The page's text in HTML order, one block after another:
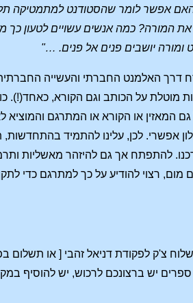
אפשר לומר שהסטודנט למתמטיקה
המורה? כמה אנשים עשויים לטעון
ומורה יושבים פנים אל פנים. …"
דרך האלמנט החברתי והעשייה
מוטלת על הכותב וגם הקורא, כאחד(!).
המאזין או הקורא או המתרגם
אפשרי. לכן, עלינו להתמיד
להתפתח אך גם להיזהר מאשליות
רצוי להודיע על כך למתרגם כדי
צ'ק לפקודת דניאל זהבי [ או תשלום
ספרים יש ברצונכם לרכוש, יש להוסיף